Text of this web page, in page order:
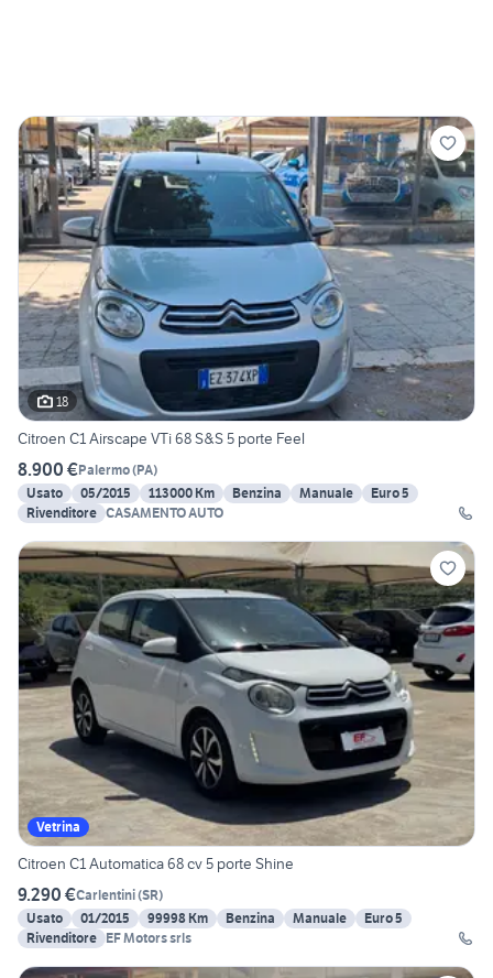
18
Citroen C1 Airscape VTi 68 S&S 5 porte Feel
8.900 €Palermo(PA)
Usato
05/2015 113000 Km Benzina Manuale
Euro 5
Rivenditore CASAMENTO AUTO
Vetrina
Citroen C1 Automatica 68 cv 5 porte Shine
9.290 €Carlentini(SR)
Usato
01/2015 99998 Km Benzina Manuale
Euro 5
Rivenditore EF Motors srls